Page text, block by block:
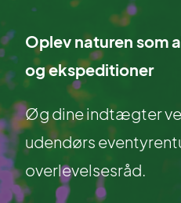
Oplev naturen som
og ekspeditioner
Øg dine indtægter
udendørs
overlevelsesråd.